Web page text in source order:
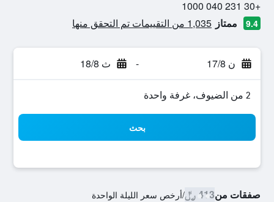
+30 231 040 1000
9.4 ممتاز 1,035 من التقييمات تم التحقق منها
ن 17/8 - ث 18/8
2 من الضيوف، غرفة واحدة
بحث
صفقات من413 ﷼ /أرخص سعر الليلة الواحدة